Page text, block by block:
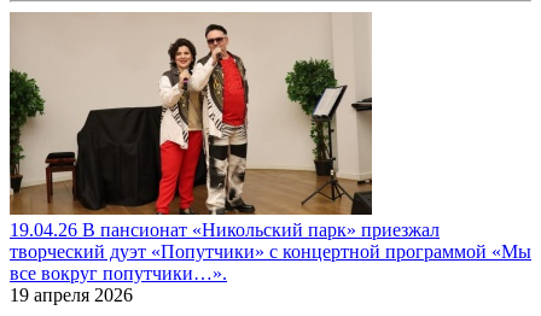
19.04.26 В пансионат «Никольский парк» приезжал
творческий дуэт «Попутчики» с концертной программой «Мы
все вокруг попутчики…».
19 апреля 2026